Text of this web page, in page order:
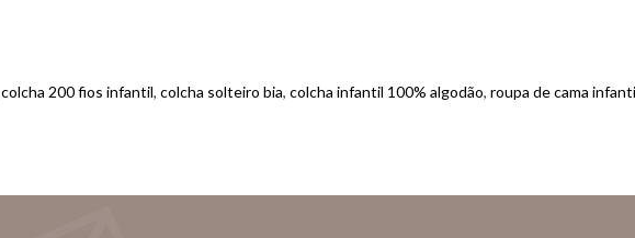
colcha 200 fios infantil, colcha solteiro bia, colcha infantil 100% algodão, roupa de cama